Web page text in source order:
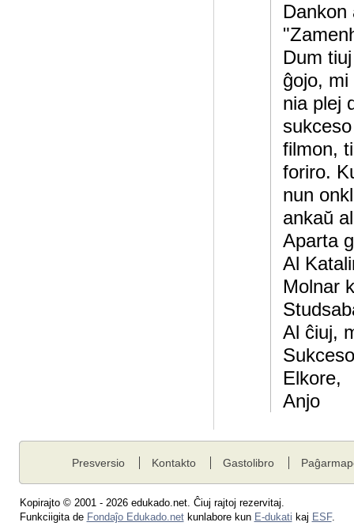
Dankon
Dum
ĝojo,
nia plej
filmon,
foriro.
nun
ankaŭ
Aparta
Al
Molnar
Al ĉiuj,
Elkore,
Anjo
Presversio Kontakto Gastolibro
Kopirajto © 2001 - 2026 edukado.net. Ĉiuj rajtoj rezervitaj.
Funkciigita de Fondaĵo Edukado.netkunlabore kun E-dukati kaj ESF.